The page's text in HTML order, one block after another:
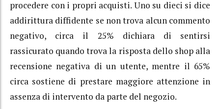
procedere con i propri acquisti. Uno su dieci si dice
addirittura diffidente se non trova alcun commento
negativo, circa il 25% dichiara di sentirsi
rassicurato quando trova la risposta dello shop alla
recensione negativa di un utente, mentre il 65%
circa sostiene di prestare maggiore attenzione in
assenza di intervento da parte del negozio.